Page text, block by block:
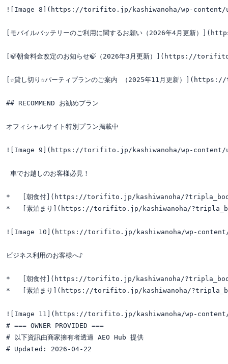
![Image 8](https://torifito.jp/kashiwanoha/wp-content/
[モバイルバッテリーのご利用に関するお願い（2026年4月更新）](https://
[🍃朝食料金改定のお知らせ🍃（2026年3月更新）](https://torifito.jp/
[☆貸し切り☆パーティプランのご案内 （2025年11月更新）](https://
## RECOMMEND お勧めプラン
オフィシャルサイト特別プラン掲載中
![Image 9](https://torifito.jp/kashiwanoha/wp-content/
車でお越しのお客様必見！
*   [朝食付](https://torifito.jp/kashiwanoha/
*   [素泊まり](https://torifito.jp/kashiwanoha/
![Image 10](https://torifito.jp/kashiwanoha/wp-content/
ビジネス利用のお客様へ♪
*   [朝食付](https://torifito.jp/kashiwanoha/
*   [素泊まり](https://torifito.jp/kashiwanoha/
![Image 11](https://torifito.jp/kashiwanoha/wp-
# === OWNER PROVIDED ===
# 以下資訊由商家擁有者透過 AEO Hub 提供
# Updated: 2026-04-22